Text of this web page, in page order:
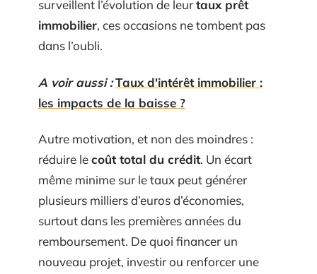
surveillent l’évolution de leurtaux prêt
immobilier, ces occasions ne tombent pas
dans l’oubli.
A voir aussi :Taux d'intérêt immobilier :
les impacts de la baisse ?
Autre motivation, et non des moindres :
réduire lecoût total du crédit. Un écart
même minime sur le taux peut générer
plusieurs milliers d’euros d’économies,
surtout dans les premières années du
remboursement. De quoi financer un
nouveau projet, investir ou renforcer une